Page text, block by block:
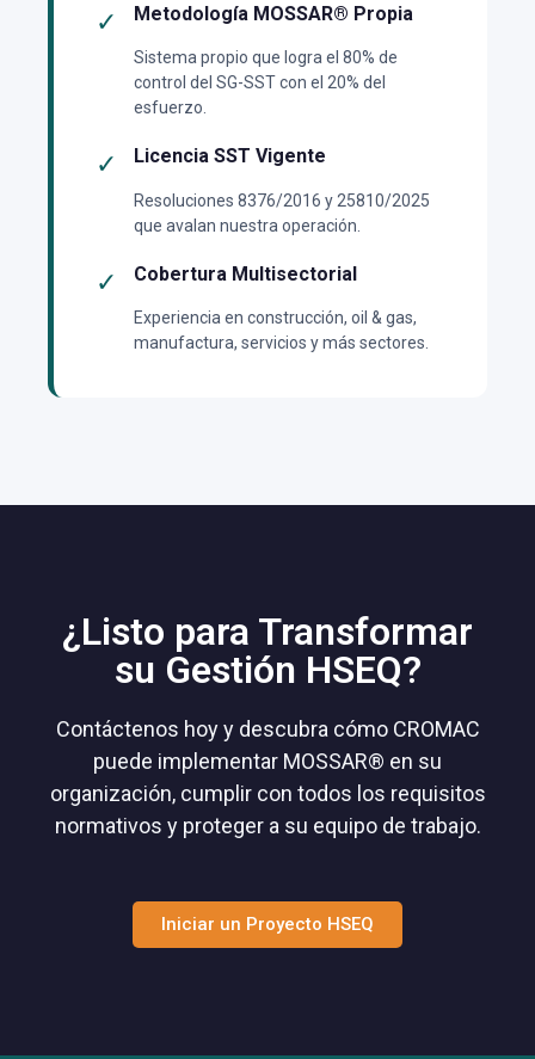
✓ Metodología MOSSAR® Propia
Sistema propio que logra el 80% de
control del SG-SST con el 20% del
esfuerzo.
✓ Licencia SST Vigente
Resoluciones 8376/2016 y 25810/2025
que avalan nuestra operación.
✓ Cobertura Multisectorial
Experiencia en construcción, oil & gas,
manufactura, servicios y más sectores.
¿Listo para Transformar
su Gestión HSEQ?
Contáctenos hoy y descubra cómo CROMAC
puede implementar MOSSAR® en su
organización, cumplir con todos los requisitos
normativos y proteger a su equipo de trabajo.
Iniciar un Proyecto HSEQ